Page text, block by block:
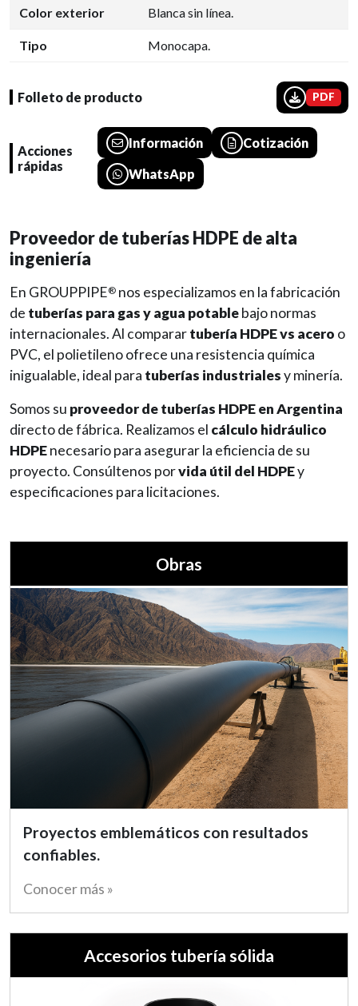
Color exterior Blanca sin línea.
Tipo Monocapa.
Folleto de producto PDF
Acciones
rápidas
Información Cotización
WhatsApp
Proveedor de tuberías HDPE de alta
ingeniería
En GROUPPIPE® nos especializamos en la fabricación
de tuberías para gas y agua potablebajo normas
internacionales. Al comparartubería HDPE vs acero o
PVC, el polietileno ofrece una resistencia química
inigualable, ideal para tuberías industrialesy minería.
Somos su proveedor de tuberías HDPE en Argentina
directo de fábrica. Realizamos el cálculo hidráulico
HDPEnecesario para asegurar la eficiencia de su
proyecto. Consúltenos porvida útil del HDPEy
especificaciones para licitaciones.
Obras
Proyectos emblemáticos con resultados
confiables.
Conocer más »
Accesorios tubería sólida